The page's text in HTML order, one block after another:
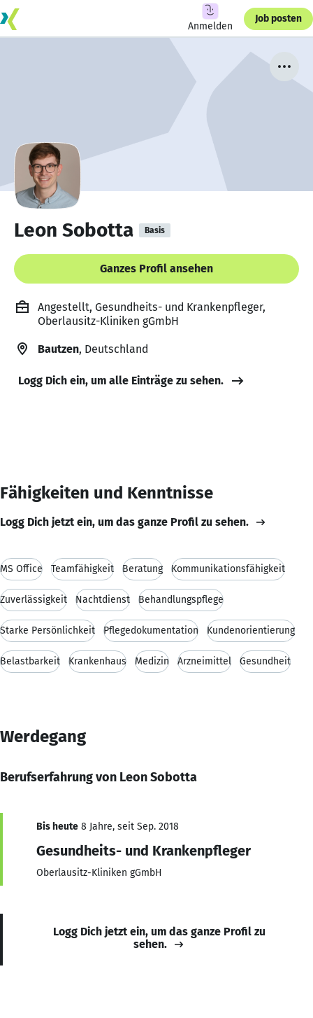
Anmelden
Job posten
Leon Sobotta Basis
Ganzes Profil ansehen
Angestellt, Gesundheits- und Krankenpfleger,
Oberlausitz-Kliniken gGmbH
Bautzen, Deutschland
Logg Dich ein, um alle Einträge zu sehen.
Fähigkeiten und Kenntnisse
Logg Dich jetzt ein, um das ganze Profil zu sehen.
MS Office Teamfähigkeit Beratung Kommunikationsfähigkeit
Zuverlässigkeit Nachtdienst Behandlungspflege
Starke Persönlichkeit Pflegedokumentation Kundenorientierung
Belastbarkeit Krankenhaus Medizin Arzneimittel Gesundheit
Werdegang
Berufserfahrung von Leon Sobotta
Bis heute 8 Jahre, seit Sep. 2018
Gesundheits- und Krankenpfleger
Oberlausitz-Kliniken gGmbH
Logg Dich jetzt ein, um das ganze Profil zu
sehen.